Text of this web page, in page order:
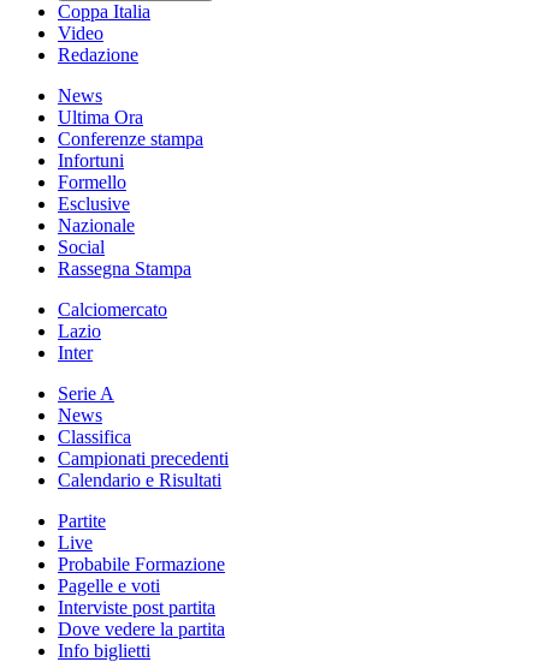
Coppa Italia
Video
Redazione
News
Ultima Ora
Conferenze stampa
Infortuni
Formello
Esclusive
Nazionale
Social
Rassegna Stampa
Calciomercato
Lazio
Inter
Serie A
News
Classifica
Campionati precedenti
Calendario e Risultati
Partite
Live
Probabile Formazione
Pagelle e voti
Interviste post partita
Dove vedere la partita
Info biglietti